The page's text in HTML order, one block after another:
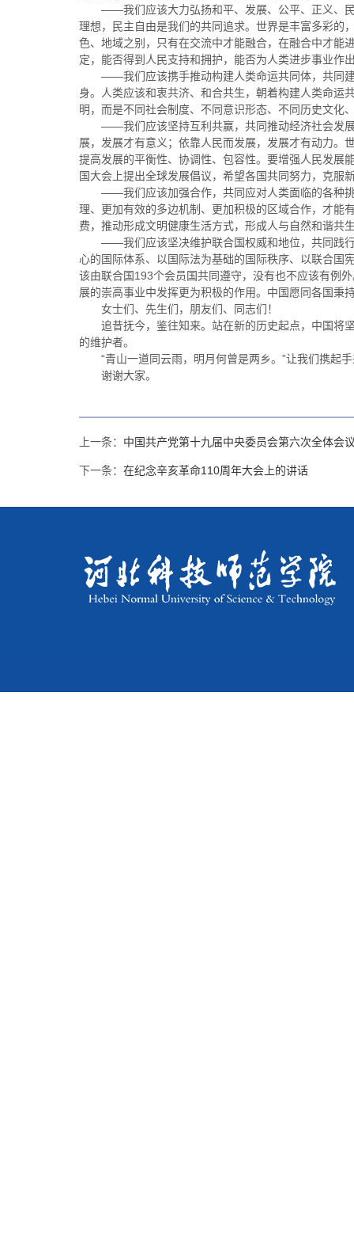
——我们应该大力弘扬和平、发展、公平、正义、
理想，民主自由是我们的共同追求。世界是丰富多彩的
色、地域之别，只有在交流中才能融合，在融合中才能
定，能否得到人民支持和拥护，能否为人类进步事业作
——我们应该携手推动构建人类命运共同体，共同
身。人类应该和衷共济、和合共生，朝着构建人类命运
明，而是不同社会制度、不同意识形态、不同历史文化
——我们应该坚持互利共赢，共同推动经济社会发
展，发展才有意义；依靠人民而发展，发展才有动力。
提高发展的平衡性、协调性、包容性。要增强人民发展
国大会上提出全球发展倡议，希望各国共同努力，克
——我们应该加强合作，共同应对人类面临的各种
理、更加有效的多边机制、更加积极的区域合作，才能
费，推动形成文明健康生活方式，形成人与自然和谐共
——我们应该坚决维护联合国权威和地位，共同践
心的国际体系、以国际法为基础的国际秩序、以联合国
该由联合国193个会员国共同遵守，没有也不应该有例
展的崇高事业中发挥更为积极的作用。中国愿同各国秉
女士们、先生们，朋友们、同志们！
追昔抚今，鉴往知来。站在新的历史起点，中国将
的维护者。
“青山一道同云雨，明月何曾是两乡。”让我们携起
谢谢大家。
上一条： 中国共产党第十九届中央委员会第六次全体会
下一条： 在纪念辛亥革命110周年大会上的讲话